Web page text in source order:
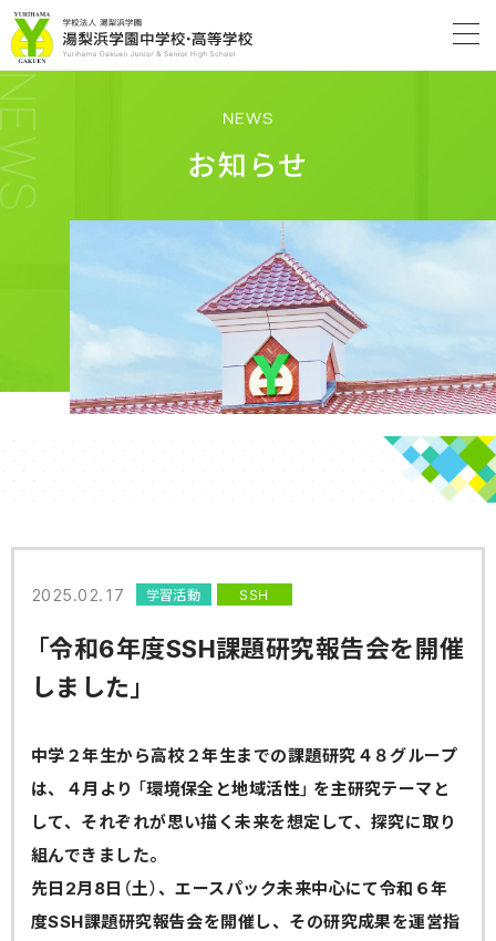
お知らせ
NEWS
2025.02.17 学習活動 SSH
「令和6年度SSH課題研究報告会を開催
しました」
中学２年生から高校２年生までの課題研究４８グループ
は、４月より「環境保全と地域活性」を主研究テーマと
して、それぞれが思い描く未来を想定して、探究に取り
組んできました。
先日2月8日（土）、エースパック未来中心にて令和６年
度SSH課題研究報告会を開催し、その研究成果を運営指